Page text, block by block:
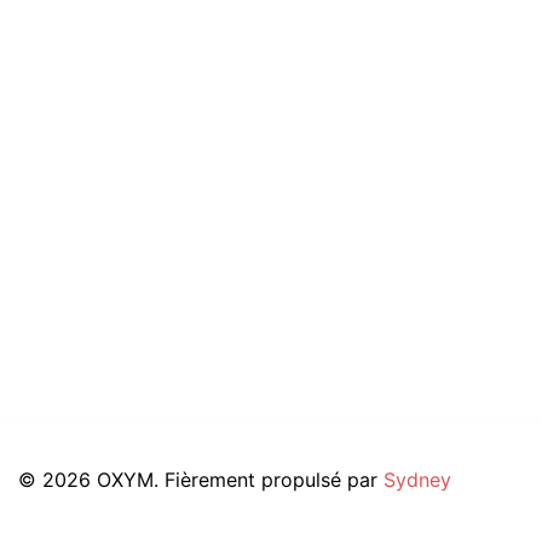
© 2026 OXYM. Fièrement propulsé par Sydney